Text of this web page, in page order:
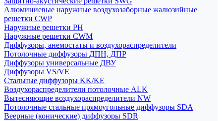
Алюминиевые наружные воздухозаборные жалюзийные
решетки CWP
Наружные решетки РН
Наружные решетки CWM
Диффузоры, анемостаты и воздухораспределители
Потолочные диффузоры ДПН, ДПР
Диффузоры универсальные ДВУ
Диффузоры VS/VE
Стальные диффузоры KK/KE
Воздухораспределители потолочные ALK
Вытесняющие воздухораспределители NW
Потолочные стальные прямоугольные диффузоры SDA
Веерные (конические) диффузоры SDR